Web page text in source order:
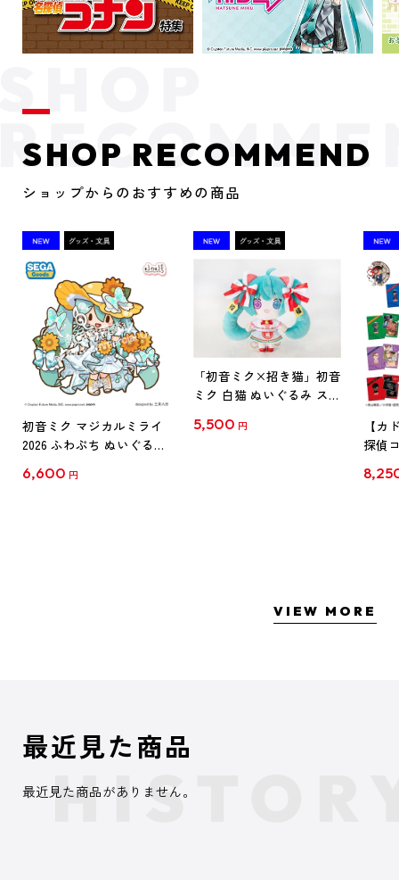
SHOP RECOMMEND
ショップからのおすすめの商品
初音ミク マジカルミライ
2026 ふわぷち ぬいぐるみ
6,600 円
「初音ミク×招き猫」初音
ミク 白猫 ぬいぐるみ スタ
5,500 円
【カ
探偵
クリ
VIEW MORE
最近見た商品
最近見た商品がありません。